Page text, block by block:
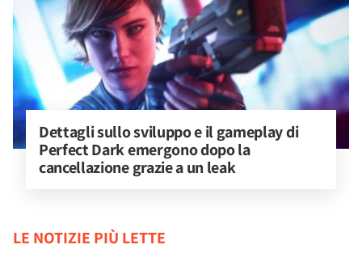
Dettagli sullo sviluppo e il gameplay di
Perfect Dark emergono dopo la
cancellazione grazie a un leak
LE NOTIZIE PIÙ LETTE